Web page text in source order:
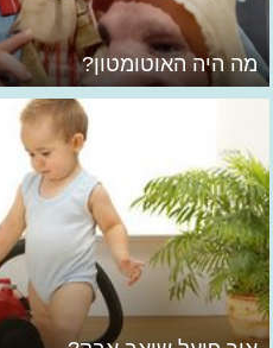
מה היה האוטומטון?